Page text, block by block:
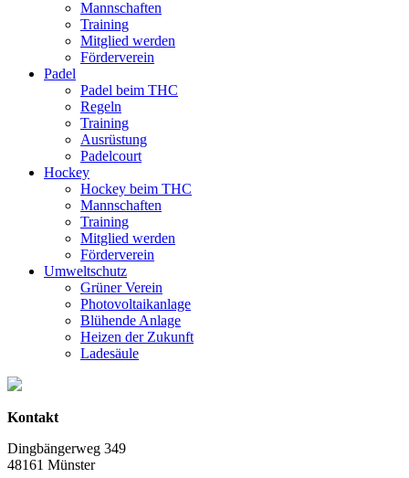
Mannschaften
Training
Mitglied werden
Förderverein
Padel
Padel beim THC
Regeln
Training
Ausrüstung
Padelcourt
Hockey
Hockey beim THC
Mannschaften
Training
Mitglied werden
Förderverein
Umweltschutz
Grüner Verein
Photovoltaikanlage
Blühende Anlage
Heizen der Zukunft
Ladesäule
Kontakt
Dingbängerweg 349
48161 Münster